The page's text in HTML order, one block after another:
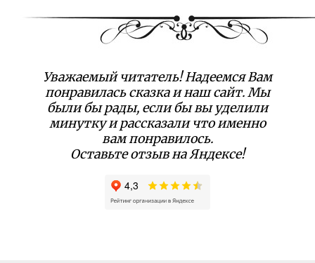
Уважаемый читатель! Надеемся Вам
понравилась сказка и наш сайт. Мы
были бы рады, если бы вы уделили
минутку и рассказали что именно
вам понравилось.
Оставьте отзыв на Яндексе!